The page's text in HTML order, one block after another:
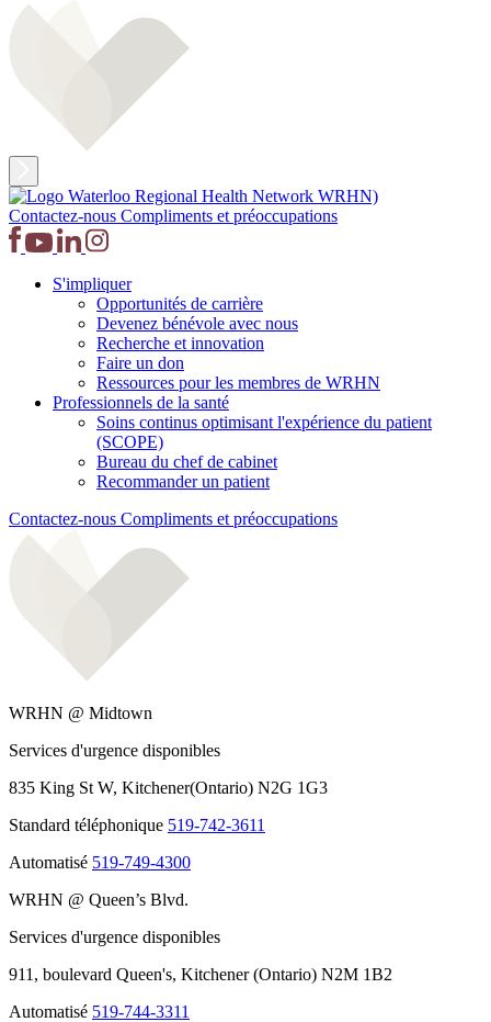
Contactez-nous Compliments et préoccupations
S'impliquer
Opportunités de carrière
Devenez bénévole avec nous
Recherche et innovation
Faire un don
Ressources pour les membres de WRHN
Professionnels de la santé
Soins continus optimisant l'expérience du patient
(SCOPE)
Bureau du chef de cabinet
Recommander un patient
Contactez-nous Compliments et préoccupations
WRHN @ Midtown
Services d'urgence disponibles
835 King St W, Kitchener(Ontario) N2G 1G3
Standard téléphonique 519-742-3611
Automatisé 519-749-4300
WRHN @ Queen’s Blvd.
Services d'urgence disponibles
911, boulevard Queen's, Kitchener (Ontario) N2M 1B2
Automatisé 519-744-3311